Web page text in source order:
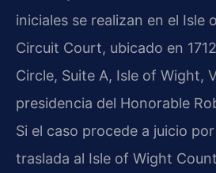
iniciales se realizan en el Isle
Circuit Court, ubicado en
Circle, Suite A, Isle of Wight,
presidencia del Honorable
Si el caso procede a juicio
traslada al Isle of Wight